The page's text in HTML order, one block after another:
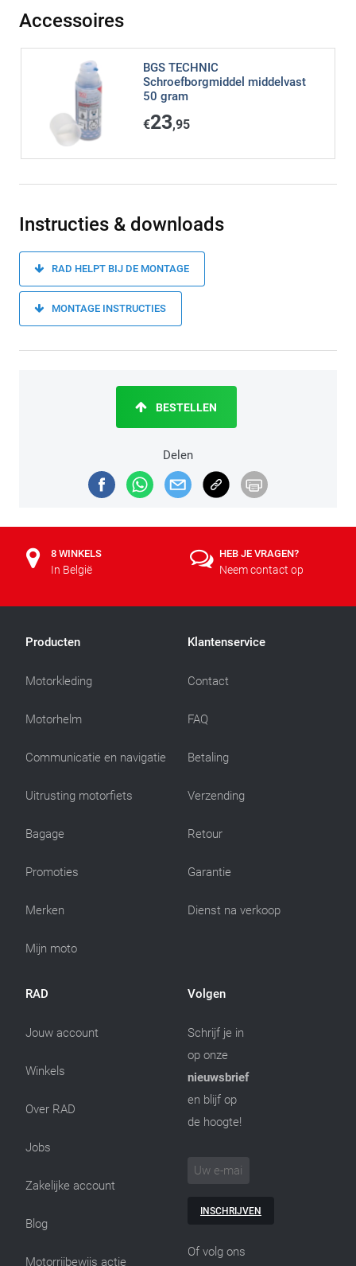
Accessoires
BGS TECHNIC
Schroefborgmiddel middelvast
50 gram
€23,95
Instructies & downloads
RAD HELPT BIJ DE MONTAGE
MONTAGE INSTRUCTIES
Delen
BESTELLEN
8 WINKELS
In België
HEB JE VRAGEN?
Neem contact op
Producten
Motorkleding
Motorhelm
Communicatie en navigatie
Uitrusting motorfiets
Bagage
Promoties
Merken
Mijn moto
Klantenservice
Contact
FAQ
Betaling
Verzending
Retour
Garantie
Dienst na verkoop
RAD
Jouw account
Winkels
Over RAD
Jobs
Zakelijke account
Blog
Motorrijbewijs actie
Volgen
Schrijf je in
op onze
nieuwsbrief
en blijf op
de hoogte!
INSCHRIJVEN
Of volg ons